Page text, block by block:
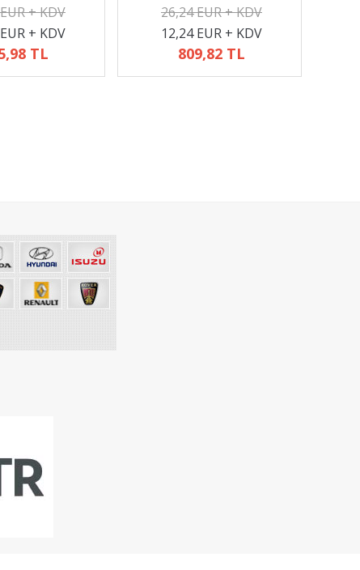
+ KDV
+ KDV
TL
26,24 EUR + KDV
12,24 EUR + KDV
809,82 TL